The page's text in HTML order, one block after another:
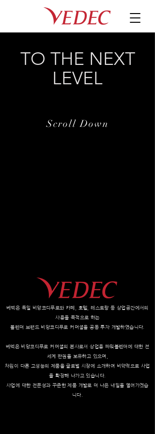
TO THE NEXT
LEVEL
Scroll Down
베덱은 독일 비앙코디푸로와 카페, 호텔, 레스토랑 등 상업공간에서의
사용을 목적으로 하는
블렌더 브랜드 비앙코디푸로 커머셜을 공동 투자 개발하였습니다.
베덱은 비앙코디푸로 커머셜의 본사로서 상업용 파워블렌더에 대한 전
세계 판권을 보유하고 있으며,
차원이 다른 고성능의 제품을 글로벌 시장에 소개하여 비약적으로 사업
을 확장해 나가고 있습니다.
사업에 대한 전문성과 꾸준한 제품 개발로 더 나은 내일을 열어가겠습
니다.